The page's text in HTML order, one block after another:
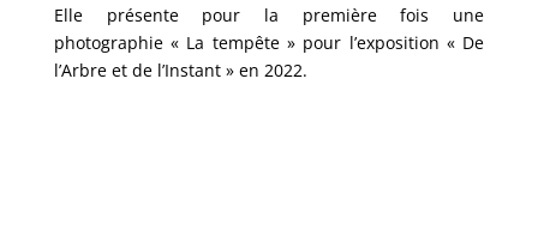
Elle présente pour la première fois une
photographie « La tempête » pour l’exposition « De
l’Arbre et de l’Instant » en 2022.